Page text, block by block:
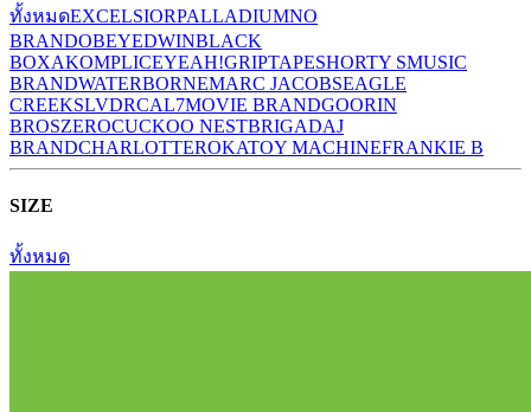
ทั้งหมดEXCELSIORPALLADIUMNO
BRANDOBEYEDWINBLACK
BOXAKOMPLICEYEAH!GRIPTAPESHORTY SMUSIC
BRANDWATERBORNEMARC JACOBSEAGLE
CREEKSLVDRCAL7MOVIE BRANDGOORIN
BROSZEROCUCKOO NESTBRIGADAJ
BRANDCHARLOTTEROKATOY MACHINEFRANKIE B
SIZE
ทั้งหมด